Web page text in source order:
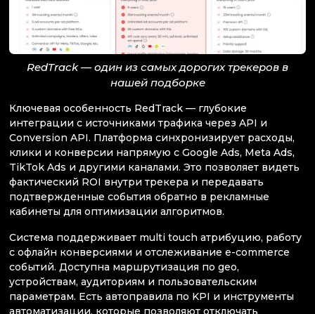
RedTrack — один из самых дорогих трекеров в
нашей подборке
Ключевая особенность RedTrack — глубокие
интеграции с источниками трафика через API и
Conversion API. Платформа синхронизирует расходы,
клики и конверсии напрямую с Google Ads, Meta Ads,
TikTok Ads и другими каналами. Это позволяет видеть
фактический ROI внутри трекера и передавать
подтвержденные события обратно в рекламные
кабинеты для оптимизации алгоритмов.
Система поддерживает multi touch атрибуцию, работу
с офлайн конверсиями и отслеживание e-commerce
событий. Доступна маршрутизация по geo,
устройствам, аудиториям и пользовательским
параметрам. Есть автоправила по KPI и инструменты
автоматизации, которые позволяют отключать